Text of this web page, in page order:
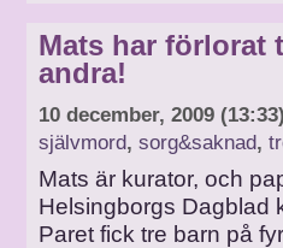
Mats har förlorat
andra!
10 december, 2009
självmord, sorg&saknad,
Mats är kurator, och
Helsingborgs Dagblad
Paret fick tre barn på